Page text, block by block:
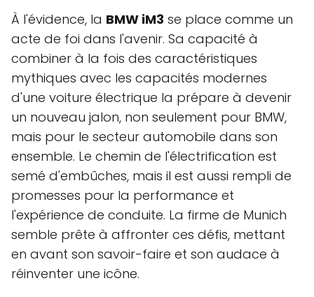
À l'évidence, la BMW iM3 se place comme un
acte de foi dans l'avenir. Sa capacité à
combiner à la fois des caractéristiques
mythiques avec les capacités modernes
d'une voiture électrique la prépare à devenir
un nouveau jalon, non seulement pour BMW,
mais pour le secteur automobile dans son
ensemble. Le chemin de l'électrification est
semé d'embûches, mais il est aussi rempli de
promesses pour la performance et
l'expérience de conduite. La firme de Munich
semble prête à affronter ces défis, mettant
en avant son savoir-faire et son audace à
réinventer une icône.